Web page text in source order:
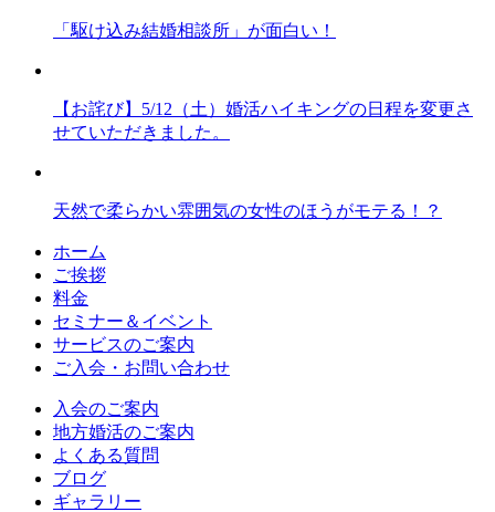
「駆け込み結婚相談所」が面白い！
【お詫び】5/12（土）婚活ハイキングの日程を変更さ
せていただきました。
天然で柔らかい雰囲気の女性のほうがモテる！？
ホーム
ご挨拶
料金
セミナー＆イベント
サービスのご案内
ご入会・お問い合わせ
入会のご案内
地方婚活のご案内
よくある質問
ブログ
ギャラリー